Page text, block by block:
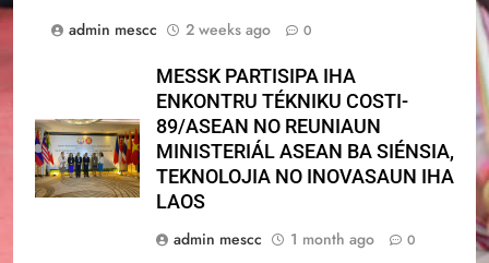
admin mescc
2 weeks ago 0
MESSK PARTISIPA IHA
ENKONTRU TÉKNIKU COSTI-
89/ASEAN NO REUNIAUN
MINISTERIÁL ASEAN BA SIÉNSIA,
TEKNOLOJIA NO INOVASAUN IHA
LAOS
admin mescc
1 month ago 0